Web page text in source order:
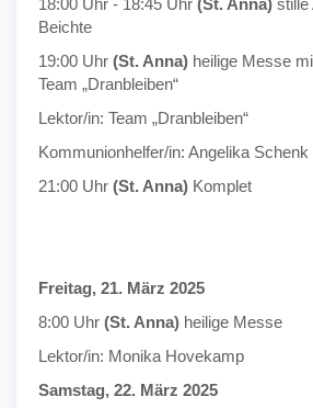
Beichte
19:00 Uhr (St. Anna) heilige Messe
Team „Dranbleiben“
Lektor/in: Team „Dranbleiben“
Kommunionhelfer/in: Angelika Schenk
21:00 Uhr (St. Anna) Komplet
Freitag, 21. März 2025
8:00 Uhr (St. Anna) heilige Messe
Lektor/in: Monika Hovekamp
Samstag, 22. März 2025